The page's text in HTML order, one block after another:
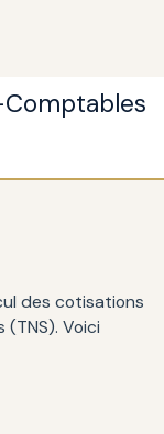
des cotisations
Voici